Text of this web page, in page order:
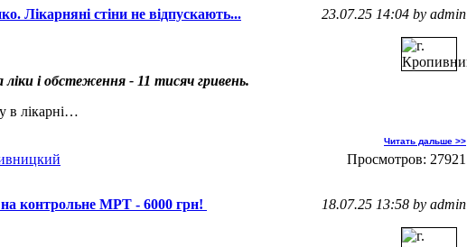
Лікарняні стіни не відпускають... 23.07.25 14:04 by admin
ліки і обстеження - 11 тисяч гривень.
в лікарні…
Читать дальше >>
Просмотров: 27921
контрольне МРТ - 6000 грн! 18.07.25 13:58 by admin